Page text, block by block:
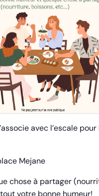
avec l’escale
Mejane
chose à partager
votre bonne humeur!